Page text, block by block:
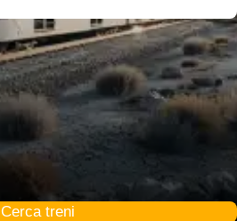
Cerca treni